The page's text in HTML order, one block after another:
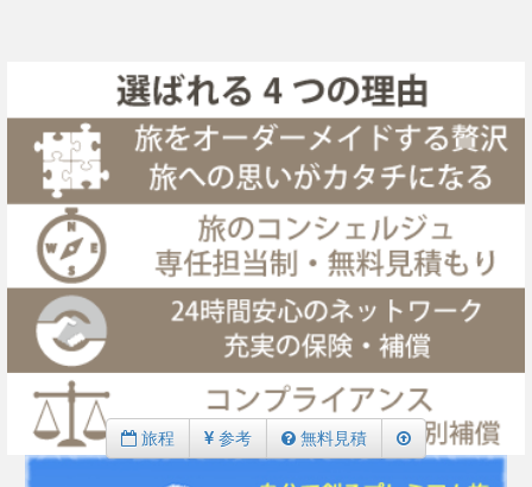
旅程 参考 無料見積